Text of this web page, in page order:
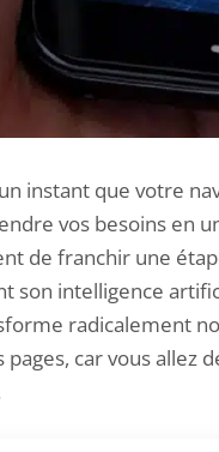
instant que votre
vos besoins en
de franchir une
son intelligence
radicalement
pages, car vous allez